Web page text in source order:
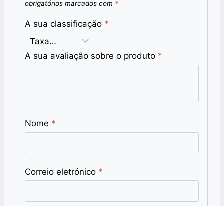
obrigatórios marcados com *
A sua classificação *
A sua avaliação sobre o produto *
Nome *
Correio eletrónico *